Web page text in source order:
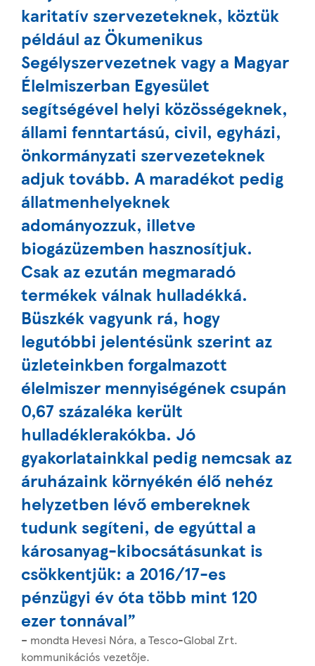
karitatív szervezeteknek, köztük
például az Ökumenikus
Segélyszervezetnek vagy a Magyar
Élelmiszerban Egyesület
segítségével helyi közösségeknek,
állami fenntartású, civil, egyházi,
önkormányzati szervezeteknek
adjuk tovább. A maradékot pedig
állatmenhelyeknek
adományozzuk, illetve
biogázüzemben hasznosítjuk.
Csak az ezután megmaradó
termékek válnak hulladékká.
Büszkék vagyunk rá, hogy
legutóbbi jelentésünk szerint az
üzleteinkben forgalmazott
élelmiszer mennyiségének csupán
0,67 százaléka került
hulladéklerakókba. Jó
gyakorlatainkkal pedig nemcsak az
áruházaink környékén élő nehéz
helyzetben lévő embereknek
tudunk segíteni, de egyúttal a
károsanyag-kibocsátásunkat is
csökkentjük: a 2016/17-es
pénzügyi év óta több mint 120
ezer tonnával”
– mondta Hevesi Nóra, a Tesco-Global Zrt.
kommunikációs vezetője.